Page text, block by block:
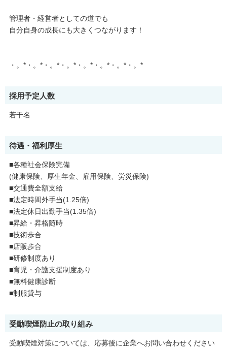
管理者・経営者としての道でも
自分自身の成長にも大きくつながります！
・。*・。*・。*・。*・。*・。*・。*・。*
採用予定人数
若干名
待遇・福利厚生
■各種社会保険完備
(健康保険、厚生年金、雇用保険、労災保険)
■交通費全額支給
■法定時間外手当(1.25倍)
■法定休日出勤手当(1.35倍)
■昇給・昇格随時
■技術歩合
■店販歩合
■研修制度あり
■育児・介護支援制度あり
■無料健康診断
■制服貸与
受動喫煙防止の取り組み
受動喫煙対策については、応募後に企業へお問い合わせください